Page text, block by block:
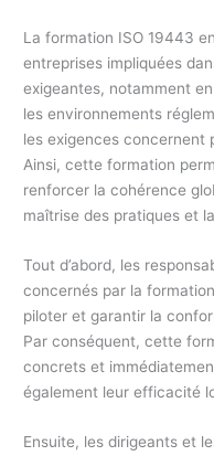
La formation ISO 19443
entreprises impliquées
exigeantes, notamment
les environnements
les exigences concernent
Ainsi, cette formation
renforcer la cohérence
maîtrise des pratiques et
Tout d’abord, les
concernés par la
piloter et garantir la
Par conséquent, cette
concrets et
également leur efficacité
Ensuite, les dirigeants et